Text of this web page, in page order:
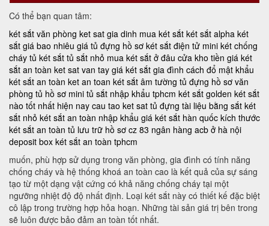
Có thể bạn quan tâm:
két sắt văn phòng ket sat gia dinh mua két sắt két sắt alpha két
sắt giá bao nhiêu giá tủ đựng hồ sơ két sắt điện tử mini két chống
cháy tủ két sắt tủ sắt nhỏ mua két sắt ở đâu cửa kho tiền giá két
sắt an toàn ket sat van tay giá két sắt gia đình cách đổ mật khẩu
két sắt an toàn ket an toan két sắt âm tường tủ đựng hồ sơ văn
phòng tủ hồ sơ mini tủ sắt nhập khẩu tphcm két sắt golden két sắt
nào tốt nhất hiện nay cau tao ket sat tủ đựng tài liệu bằng sắt két
sắt nhỏ két sắt an toàn nhập khẩu giá két sắt hàn quốc kích thước
két sắt an toàn tủ lưu trữ hồ sơ cz 83 ngân hàng acb ở hà nội
deposit box két sắt an toàn tphcm
muốn, phù hợp sử dụng trong văn phòng, gia đình có tính năng
chống cháy và hệ thống khoá an toàn cao là kết quả của sự sáng
tạo từ một dạng vật cứng có khả năng chống cháy tại một
ngưỡng nhiệt độ độ nhất định. Loại két sắt này có thiết kế đặc biệt
cô lập trong trường hợp hỏa hoạn. Những tài sản giá trị bên trong
sẽ luôn được bảo đảm an toàn tốt nhất.